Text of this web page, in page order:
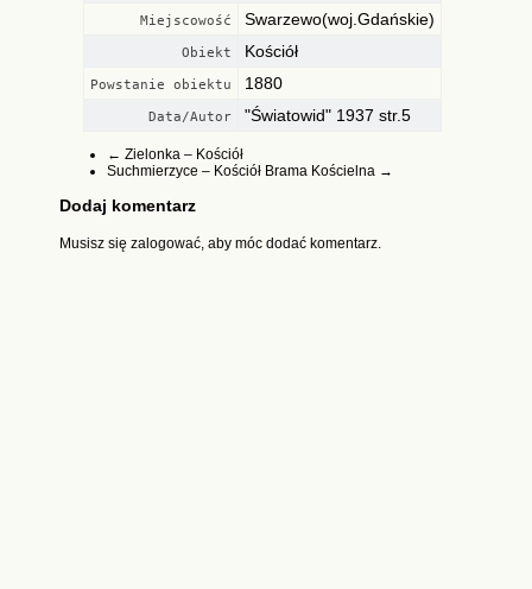
Miejscowość Swarzewo(woj.Gdańskie)
Obiekt Kościół
Powstanie obiektu 1880
Data/Autor "Światowid" 1937 str.5
← Zielonka – Kościół
Suchmierzyce – Kościół Brama Kościelna →
Dodaj komentarz
Musisz się zalogować, aby móc dodać komentarz.